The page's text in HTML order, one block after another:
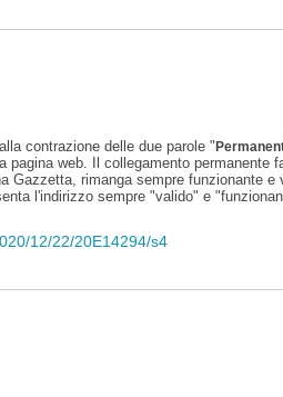
contrazione delle due parole "
pagina web. Il collegamento
Gazzetta, rimanga sempre funzionante e
l'indirizzo sempre "valido" e
12/22/20E14294/s4